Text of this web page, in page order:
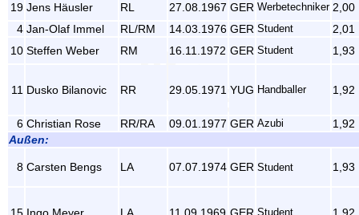
19 Jens Häusler RL 27.08.1967 GER Werbetechniker 2,00
4 Jan-Olaf Immel RL/RM 14.03.1976 GER Student
2,01
10 Steffen Weber RM 16.11.1972 GER Student 1,93
11 Dusko Bilanovic RR 29.05.1971 YUG Handballer 1,92
6 Christian Rose RR/RA 09.01.1977 GER Azubi
1,92
Außen:
8 Carsten Bengs LA 07.07.1974 GER Student 1,93
Student